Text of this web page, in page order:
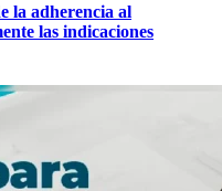
la adherencia al
las indicaciones